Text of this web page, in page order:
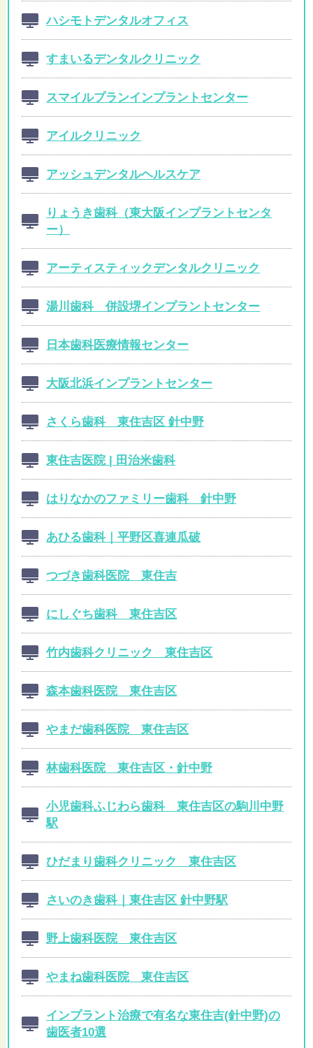
ハシモトデンタルオフィス
すまいるデンタルクリニック
スマイルプランインプラントセンター
アイルクリニック
アッシュデンタルヘルスケア
りょうき歯科（東大阪インプラントセンタ
ー）
アーティスティックデンタルクリニック
湯川歯科 併設堺インプラントセンター
日本歯科医療情報センター
大阪北浜インプラントセンター
さくら歯科 東住吉区 針中野
東住吉医院 | 田治米歯科
はりなかのファミリー歯科 針中野
あひる歯科｜平野区喜連瓜破
つづき歯科医院 東住吉
にしぐち歯科 東住吉区
竹内歯科クリニック 東住吉区
森本歯科医院 東住吉区
やまだ歯科医院 東住吉区
林歯科医院 東住吉区・針中野
小児歯科ふじわら歯科 東住吉区の駒川中野
駅
ひだまり歯科クリニック 東住吉区
さいのき歯科｜東住吉区 針中野駅
野上歯科医院 東住吉区
やまね歯科医院 東住吉区
インプラント治療で有名な東住吉(針中野)の
歯医者10選